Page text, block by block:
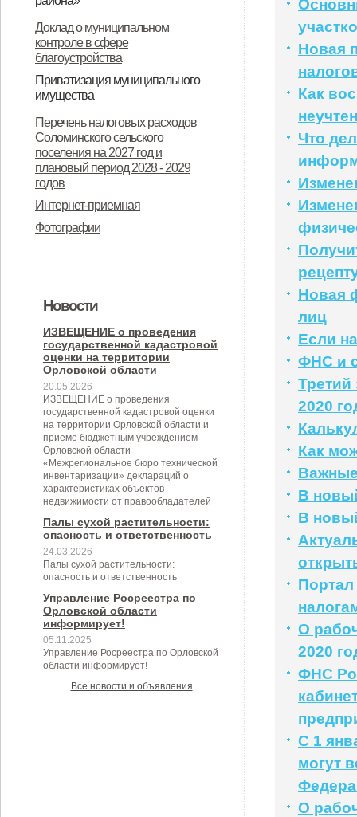
выплате детям отдельных
категорий военнослужащих».
(публичных) слушаний
Доклад о муниципальном
контроле в сфере
благоустройства
Приватизация муниципального
имущества
порядке планирования и принятия
решений об условиях
приватизации муниципального
имущества муниципального
образования Соломинское
района Орловской области
администрации Соломинского
сельского поселения
Дмитровского района Орловской
области об итогах приватизации и
продажи государственного и
Перечень налоговых расходов
Соломинского сельского
поселения на 2027 год и
плановый период 2028 - 2029
годов
Интернет-приемная
Фотографии
Новости
ИЗВЕЩЕНИЕ о проведения
государственной кадастровой
оценки на территории
Орловской области
20.05.2026
ИЗВЕЩЕНИЕ о проведения
государственной кадастровой оценки
на территории Орловской области и
приеме бюджетным учреждением
Орловской области
«Межрегиональное бюро технической
инвентаризации» деклараций о
характеристиках объектов
недвижимости от правообладателей
Палы сухой растительности:
опасность и ответственность
24.03.2026
Палы сухой растительности:
опасность и ответственность
Управление Росреестра по
Орловской области
информирует!
05.11.2025
Управление Росреестра по Орловской
области информирует!
Все новости и объявления
Новая
Как
Что
Новая
лиц
Если
ФНС и
Третий
2020
Как
В
В
Портал
О
2020
ФНС
С 1
могут
О